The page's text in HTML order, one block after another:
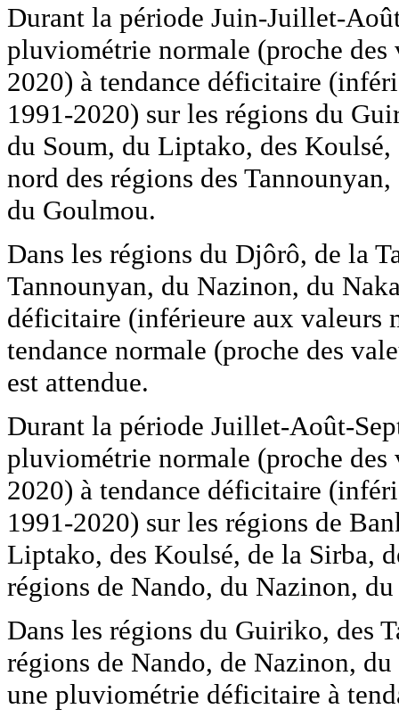
Durant la période Juin-Juillet-
pluviométrie normale (proche des
2020) à tendance déficitaire
1991-2020) sur les régions du
du Soum, du Liptako, des
nord des régions des
du Goulmou.
Dans les régions du Djôrô, de la
Tannounyan, du Nazinon, du
déficitaire (inférieure aux valeurs
tendance normale (proche des
est attendue.
Durant la période Juillet-Août-
pluviométrie normale (proche des
2020) à tendance déficitaire
1991-2020) sur les régions de
Liptako, des Koulsé, de la Sirba,
régions de Nando, du Nazinon,
Dans les régions du Guiriko, des
régions de Nando, de Nazinon,
une pluviométrie déficitaire à